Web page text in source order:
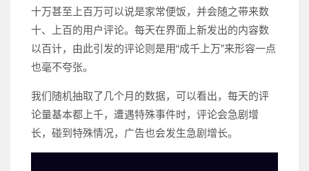
十万甚至上百万可以说是家常便饭，并会随之带来数
十、上百的用户评论。每天在界面上新发出的内容数
以百计，由此引发的评论则是用“成千上万”来形容一点
也毫不夸张。
我们随机抽取了几个月的数据，可以看出，每天的评
论量基本都上千，遭遇特殊事件时，评论会急剧增
长，碰到特殊情况，广告也会发生急剧增长。